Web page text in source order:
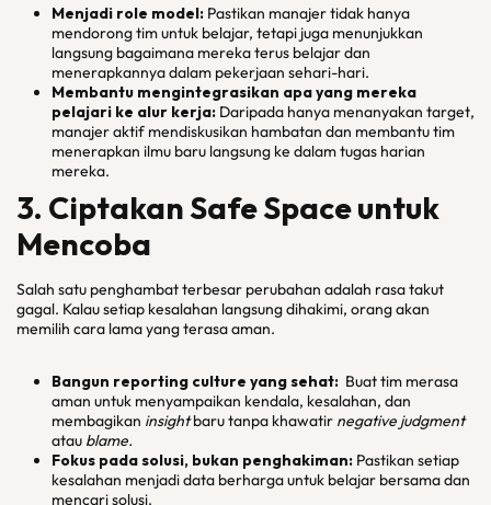
Menjadi role model: Pastikan manajer tidak hanya
mendorong tim untuk belajar, tetapi juga menunjukkan
langsung bagaimana mereka terus belajar dan
menerapkannya dalam pekerjaan sehari-hari.
Membantu mengintegrasikan apa yang mereka
pelajari ke alur kerja: Daripada hanya menanyakan target,
manajer aktif mendiskusikan hambatan dan membantu tim
menerapkan ilmu baru langsung ke dalam tugas harian
mereka.
3. Ciptakan Safe Space untuk
Mencoba
Salah satu penghambat terbesar perubahan adalah rasa takut
gagal. Kalau setiap kesalahan langsung dihakimi, orang akan
memilih cara lama yang terasa aman.
Bangun reporting culture yang sehat: Buat tim merasa
aman untuk menyampaikan kendala, kesalahan, dan
membagikan insightbaru tanpa khawatir negative judgment
atau blame.
Fokus pada solusi, bukan penghakiman: Pastikan setiap
kesalahan menjadi data berharga untuk belajar bersama dan
mencari solusi.